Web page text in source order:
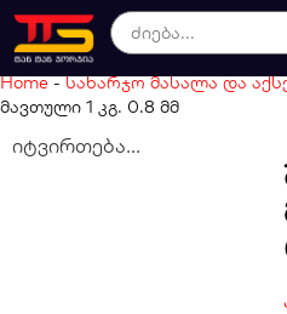
Home-სახარჯო მასალა და
მავთული 1 კგ. 0.8 მმ
იტვირთება...